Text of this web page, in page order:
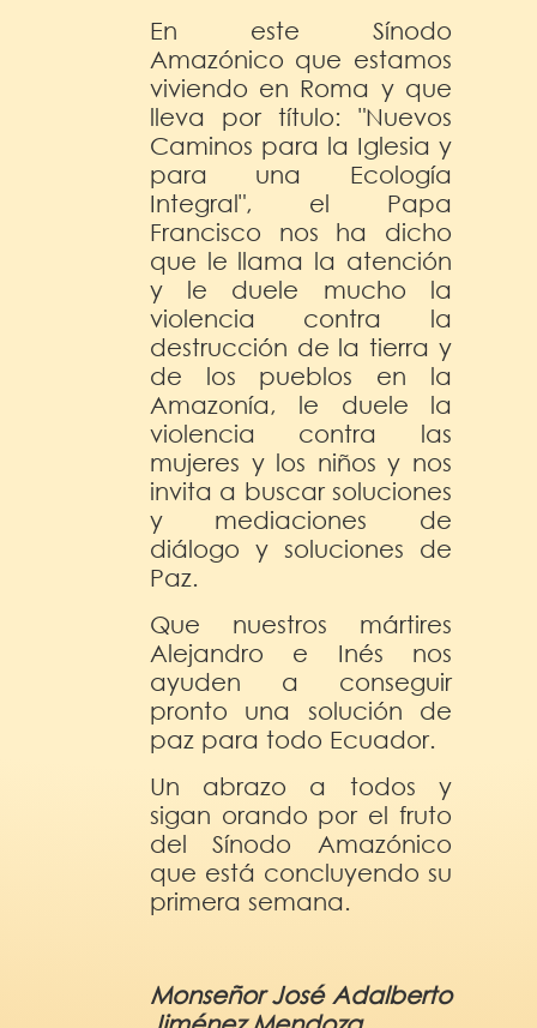
En este Sínodo
Amazónico que estamos
viviendo en Roma y que
lleva por título: "Nuevos
Caminos para la Iglesia y
para una Ecología
Integral", el Papa
Francisco nos ha dicho
que le llama la atención
y le duele mucho la
violencia contra la
destrucción de la tierra y
de los pueblos en la
Amazonía, le duele la
violencia contra las
mujeres y los niños y nos
invita a buscar soluciones
y mediaciones de
diálogo y soluciones de
Paz.
Que nuestros mártires
Alejandro e Inés nos
ayuden a conseguir
pronto una solución de
paz para todo Ecuador.
Un abrazo a todos y
sigan orando por el fruto
del Sínodo Amazónico
que está concluyendo su
primera semana.
Monseñor José Adalberto